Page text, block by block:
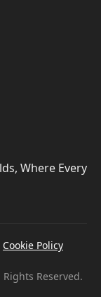
Where Every
Cookie Policy
Reserved.